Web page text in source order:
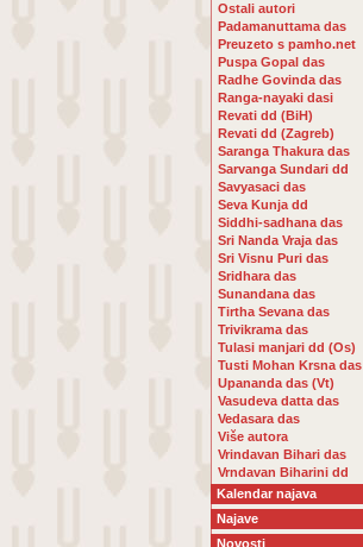
Ostali autori
Padamanuttama das
Preuzeto s pamho.net
Puspa Gopal das
Radhe Govinda das
Ranga-nayaki dasi
Revati dd (BiH)
Revati dd (Zagreb)
Saranga Thakura das
Sarvanga Sundari dd
Savyasaci das
Seva Kunja dd
Siddhi-sadhana das
Sri Nanda Vraja das
Sri Visnu Puri das
Sridhara das
Sunandana das
Tirtha Sevana das
Trivikrama das
Tulasi manjari dd (Os)
Tusti Mohan Krsna das
Upananda das (Vt)
Vasudeva datta das
Vedasara das
Više autora
Vrindavan Bihari das
Vrndavan Biharini dd
Kalendar najava
Najave
Novosti